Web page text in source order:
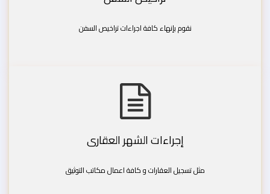
نقوم بإنهاء كافة اجراءات تراخيص السفن
إجراءات الشهر العقارى
مثل تسجيل العقارات و كافة اعمال مكاتب التوثيق